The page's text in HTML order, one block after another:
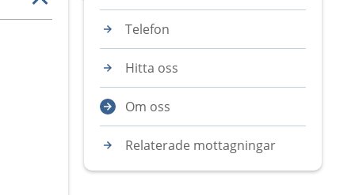
Telefon
Hitta oss
Om oss
Relaterade mottagningar